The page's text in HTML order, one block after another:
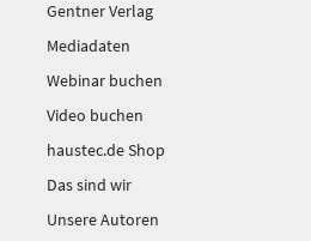
Gentner Verlag
Mediadaten
Webinar buchen
Video buchen
haustec.de Shop
Das sind wir
Unsere Autoren